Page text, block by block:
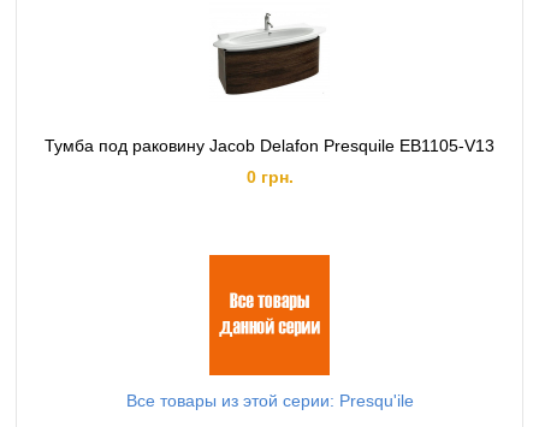
Тумба под раковину Jacob Delafon Presquile EB1105-V13
0 грн.
Все товары из этой серии: Presqu'ile